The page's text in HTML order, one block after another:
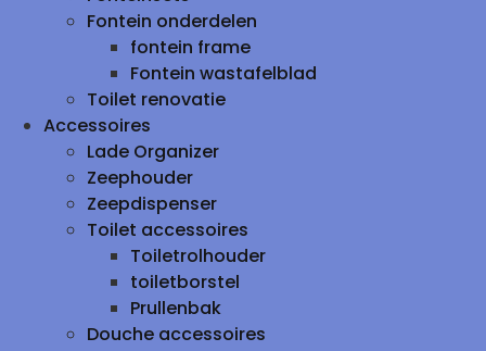
Fontein onderdelen
fontein frame
Fontein wastafelblad
Toilet renovatie
Accessoires
Lade Organizer
Zeephouder
Zeepdispenser
Toilet accessoires
Toiletrolhouder
toiletborstel
Prullenbak
Douche accessoires